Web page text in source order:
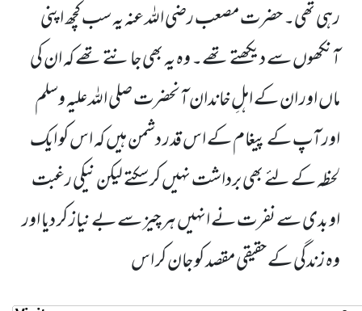
رہی تھی۔ حضرت مصعب رضی اللہ عنہ یہ سب کچھ اپنی
آنکھوں سے دیکھتے تھے۔ وہ یہ بھی جانتے تھے کہ ان کی
ماں اور ان کے اہلِ خاندان آنحضرت صلی اللہ علیہ وسلم
اور آپ کے پیغام کے اس قدر دشمن ہیں کہ اس کو ایک
لحظہ کے لئے بھی برداشت نہیں کر سکتے لیکن نیکی رغبت
او بدی سے نفرت نے انہیں ہر چیز سے بے نیاز کر دیا اور
وہ زندگی کے حقیقی مقصد کو جان کر اس